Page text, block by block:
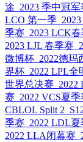
途 2023 季中冠军
LCO 第一季
季赛 2023 LCK
2023 LJL 春季赛
微博杯 2022德玛
界杯 2022 LPL全
世界总决赛 2022
赛 2022 VCS夏季
CBLOL Split 2
季赛 2022 LDL夏
2022 LLA闭幕赛